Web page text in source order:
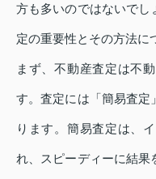
方も多いのではないでし
定の重要性とその方法に
まず、不動産査定は不
す。査定には「簡易査定
ります。簡易査定は、
れ、スピーディーに結果